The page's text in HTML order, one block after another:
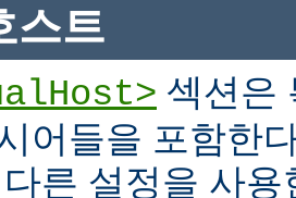
스트
섹션은
어들을 포함한
른 설정을 사